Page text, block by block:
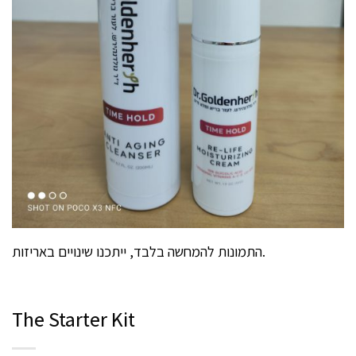
התמונות להמחשה בלבד, ייתכנו שינויים באריזות.
The Starter Kit